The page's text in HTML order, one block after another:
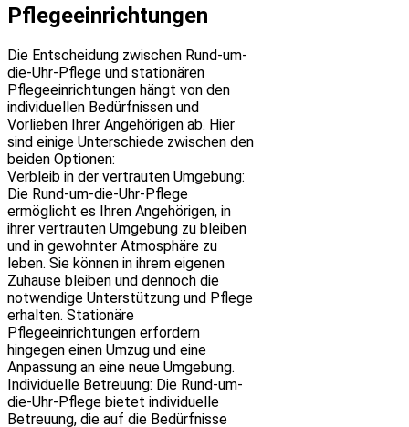
Pflegeeinrichtungen
Die Entscheidung zwischen Rund-um-
die-Uhr-Pflege und stationären
Pflegeeinrichtungen hängt von den
individuellen Bedürfnissen und
Vorlieben Ihrer Angehörigen ab. Hier
sind einige Unterschiede zwischen den
beiden Optionen:
Verbleib in der vertrauten Umgebung:
Die Rund-um-die-Uhr-Pflege
ermöglicht es Ihren Angehörigen, in
ihrer vertrauten Umgebung zu bleiben
und in gewohnter Atmosphäre zu
leben. Sie können in ihrem eigenen
Zuhause bleiben und dennoch die
notwendige Unterstützung und Pflege
erhalten. Stationäre
Pflegeeinrichtungen erfordern
hingegen einen Umzug und eine
Anpassung an eine neue Umgebung.
Individuelle Betreuung: Die Rund-um-
die-Uhr-Pflege bietet individuelle
Betreuung, die auf die Bedürfnisse